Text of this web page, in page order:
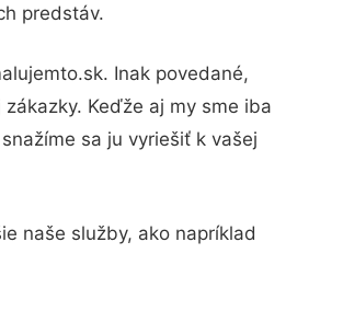
predstáv.
Inak povedané,
Keďže aj my sme iba
sa ju vyriešiť k vašej
naše služby, ako napríklad